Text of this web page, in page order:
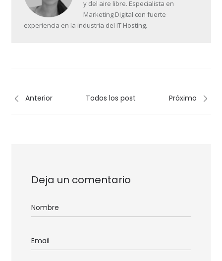
y del aire libre. Especialista en
Marketing Digital con fuerte
experiencia en la industria del IT Hosting.
Anterior Todos los post Próximo
Deja un comentario